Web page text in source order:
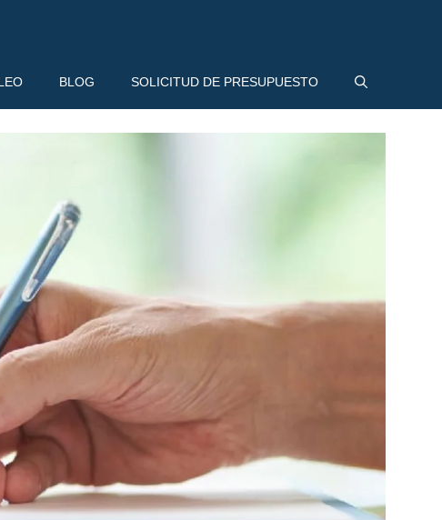
BLOG SOLICITUD DE PRESUPUESTO